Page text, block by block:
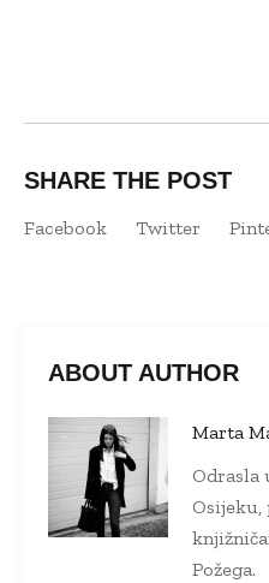
SHARE THE POST
Facebook Twitter
ABOUT AUTHOR
Marta
Odrasla
Požega.